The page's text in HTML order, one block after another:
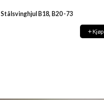
Stålsvinghjul B18, B20 -73
Kjøp